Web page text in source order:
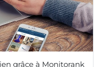
grâce à Monitorank